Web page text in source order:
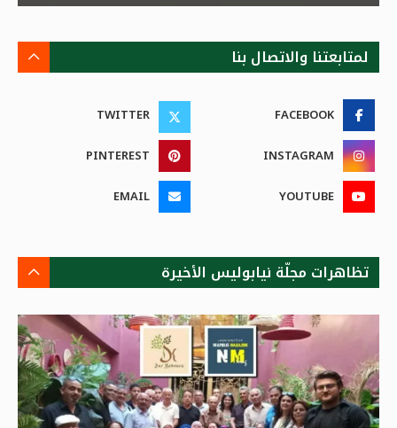
لمتابعتنا والاتصال بنا
FACEBOOK
TWITTER
INSTAGRAM
PINTEREST
YOUTUBE
EMAIL
تظاهرات مجلّة نيابوليس الأخيرة